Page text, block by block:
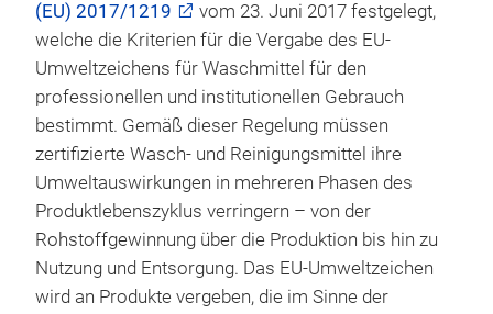
(EU) 2017/1219
vom 23. Juni 2017 festgelegt,
welche die Kriterien für die Vergabe des EU-
Umweltzeichens für Waschmittel für den
professionellen und institutionellen Gebrauch
bestimmt. Gemäß dieser Regelung müssen
zertifizierte Wasch- und Reinigungsmittel ihre
Umweltauswirkungen in mehreren Phasen des
Produktlebenszyklus verringern – von der
Rohstoffgewinnung über die Produktion bis hin zu
Nutzung und Entsorgung. Das EU-Umweltzeichen
wird an Produkte vergeben, die im Sinne der